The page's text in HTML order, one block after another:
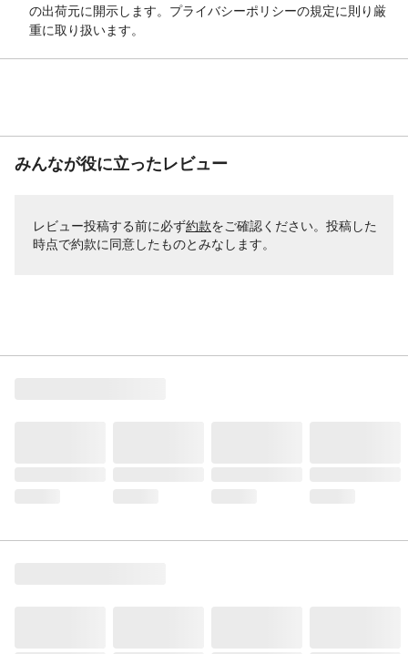
の出荷元に開示します。プライバシーポリシーの規定に則り厳
重に取り扱います。
みんなが役に立ったレビュー
レビュー投稿する前に必ず約款をご確認ください。投稿した
時点で約款に同意したものとみなします。